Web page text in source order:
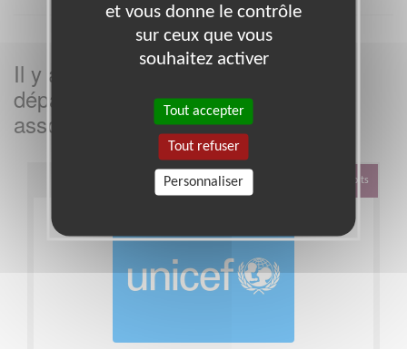
Il y a
missions bénévoles dans le
département
Marnedans cette
association
Défense Des Droits
et vous donne le contrôle
sur ceux que vous
souhaitez activer
Tout accepter
Tout refuser
Personnaliser